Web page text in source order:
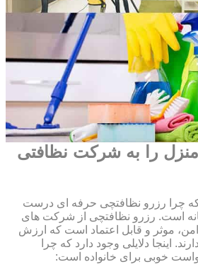
را به شرکت نظافتی
که چرا رزرو نظافتچی حرفه ای درست
است. رزرو نظافتچی از شرکت های
موثر و قابل اعتماد است که ارزش
اینجا دلایلی وجود دارد که چرا
خوبی برای خانواده است: